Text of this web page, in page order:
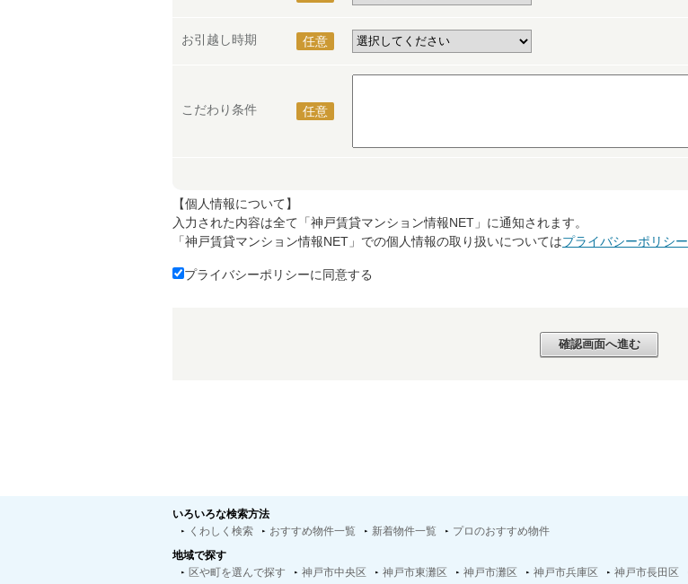
お引越し時期 任意
こだわり条件 任意
【個人情報について】
入力された内容は全て「神戸賃貸マンション情報NET」に通知されます。
「神戸賃貸マンション情報NET」での個人情報の取り扱いについてはプライバシーポリシー
プライバシーポリシーに同意する
いろいろな検索方法
くわしく検索
おすすめ物件一覧 新着物件一覧
プロのおすすめ物件
地域で探す
区や町を選んで探す
神戸市中央区 神戸市東灘区 神戸市灘区 神戸市兵庫区 神戸市長田区